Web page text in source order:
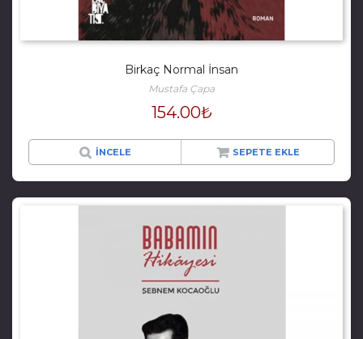
Birkaç Normal İnsan
Mustafa Çapa
154.00₺
İNCELE SEPETE EKLE